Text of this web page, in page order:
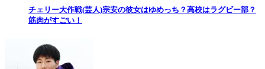
チェリー大作戦(芸人)宗安の彼女はゆめっち？高校はラグビー部？
筋肉がすごい！